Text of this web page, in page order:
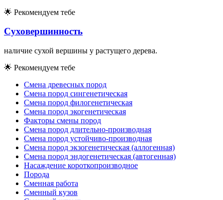
🌟 Рекомендуем тебе
Суховершинность
наличие сухой вершины у растущего дерева.
🌟 Рекомендуем тебе
Смена древесных пород
Смена пород сингенетическая
Смена пород филогенетическая
Смена пород экогенетическая
Факторы смены пород
Смена пород длительно-производная
Смена пород устойчиво-производная
Смена пород экзогенетическая (аллогенная)
Смена пород эндогенетическая (автогенная)
Насаждение короткопроизводное
Порода
Сменная работа
Сменный кузов